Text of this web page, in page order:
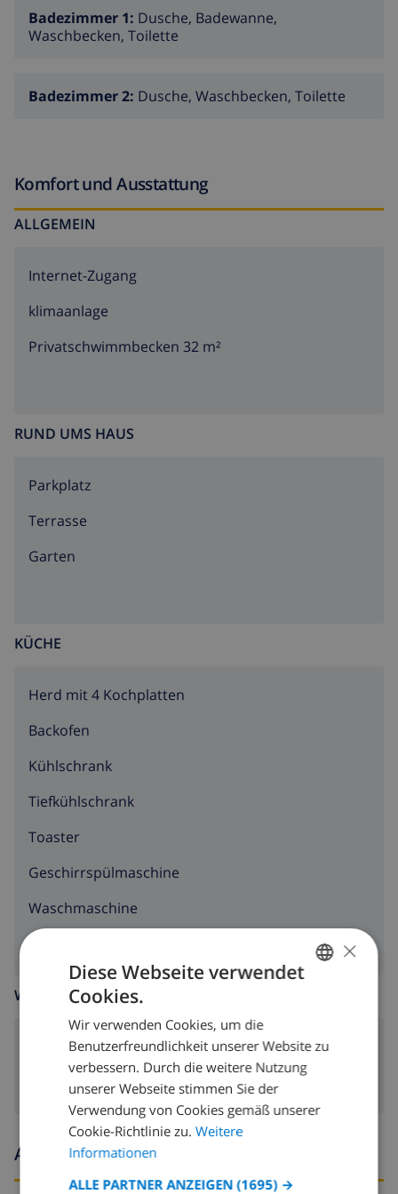
Badezimmer 1: Dusche, Badewanne,
Waschbecken, Toilette
Badezimmer 2: Dusche, Waschbecken, Toilette
Komfort und Ausstattung
ALLGEMEIN
Internet-Zugang
klimaanlage
Privatschwimmbecken 32 m²
RUND UMS HAUS
Parkplatz
Terrasse
Garten
KÜCHE
Herd mit 4 Kochplatten
Backofen
Kühlschrank
Tiefkühlschrank
Toaster
Geschirrspülmaschine
Waschmaschine
WOHNZIMMER
Kamin
Ankunfts- und abfahrtszeiten
DUTCH
SPANISH
GERMAN
ITALIAN
×
Diese Webseite verwendet
Cookies.
Wir verwenden Cookies, um die
Benutzerfreundlichkeit unserer Website zu
verbessern. Durch die weitere Nutzung
unserer Webseite stimmen Sie der
Verwendung von Cookies gemäß unserer
Cookie-Richtlinie zu. Weitere
Informationen
ALLE PARTNER ANZEIGEN (1695) →